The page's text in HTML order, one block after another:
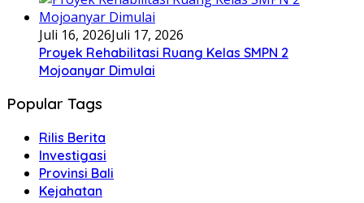
Juli 16, 2026Juli 17, 2026
Proyek Rehabilitasi Ruang Kelas SMPN 2
Mojoanyar Dimulai
Popular Tags
Rilis Berita
Investigasi
Provinsi Bali
Kejahatan